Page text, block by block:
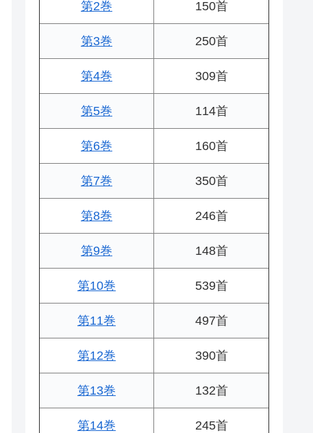
第2巻 150首
第3巻 250首
第4巻 309首
第5巻 114首
第6巻 160首
第7巻 350首
第8巻 246首
第9巻 148首
第10巻 539首
第11巻 497首
第12巻 390首
第13巻 132首
第14巻 245首